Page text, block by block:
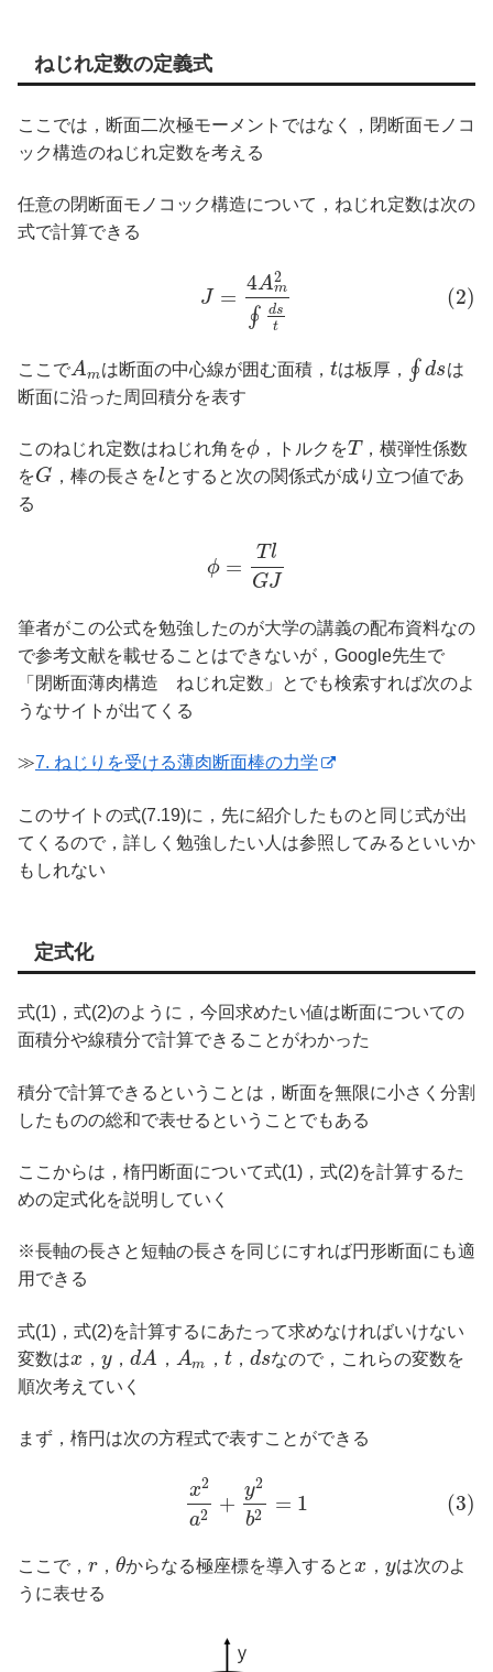
ねじれ定数の定義式
ここでは，断面二次極モーメントではなく，閉断面モノコ
ック構造のねじれ定数を考える
任意の閉断面モノコック構造について，ねじれ定数は次の
式で計算できる
J =
4A2
m
∮ ds
t
(2)
ここでAmは断面の中心線が囲む面積， tは板厚， ∮ dsは
断面に沿った周回積分を表す
このねじれ定数はねじれ角をϕ ，トルクをT ，横弾性係数
をG ，棒の長さをlとすると次の関係式が成り立つ値であ
る
ϕ =
T l
GJ
筆者がこの公式を勉強したのが大学の講義の配布資料なの
で参考文献を載せることはできないが，Google先生で
「閉断面薄肉構造 ねじれ定数」とでも検索すれば次のよ
うなサイトが出てくる
≫7. ねじりを受ける薄肉断面棒の力学
このサイトの式(7.19)に，先に紹介したものと同じ式が出
てくるので，詳しく勉強したい人は参照してみるといいか
もしれない
定式化
式(1)，式(2)のように，今回求めたい値は断面についての
面積分や線積分で計算できることがわかった
積分で計算できるということは，断面を無限に小さく分割
したものの総和で表せるということでもある
ここからは，楕円断面について式(1)，式(2)を計算するた
めの定式化を説明していく
※長軸の長さと短軸の長さを同じにすれば円形断面にも適
用できる
式(1)，式(2)を計算するにあたって求めなければいけない
変数はx ， y ，dA ， Am ， t， dsなので，これらの変数を
順次考えていく
まず，楕円は次の方程式で表すことができる
x2
a2 +
y2
b2 = 1 (3)
ここで， r ，θからなる極座標を導入するとx ， yは次のよ
うに表せる